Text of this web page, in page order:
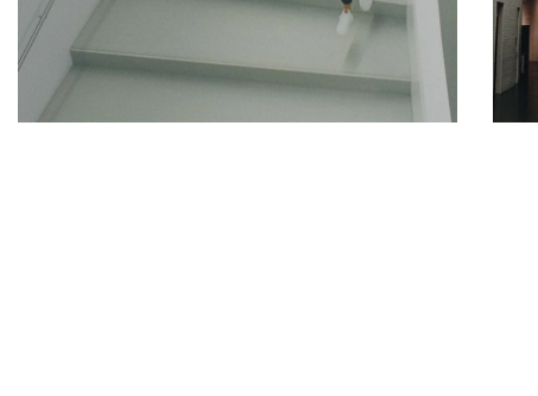
ulaşılabilir, kesintisiz, düzeyli ve yüksek
hizmet kalitesi ile hasta memnuniyetini
daima ön planda tutmak